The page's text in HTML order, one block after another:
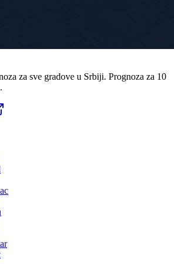
za sve gradove u Srbiji. Prognoza za 10